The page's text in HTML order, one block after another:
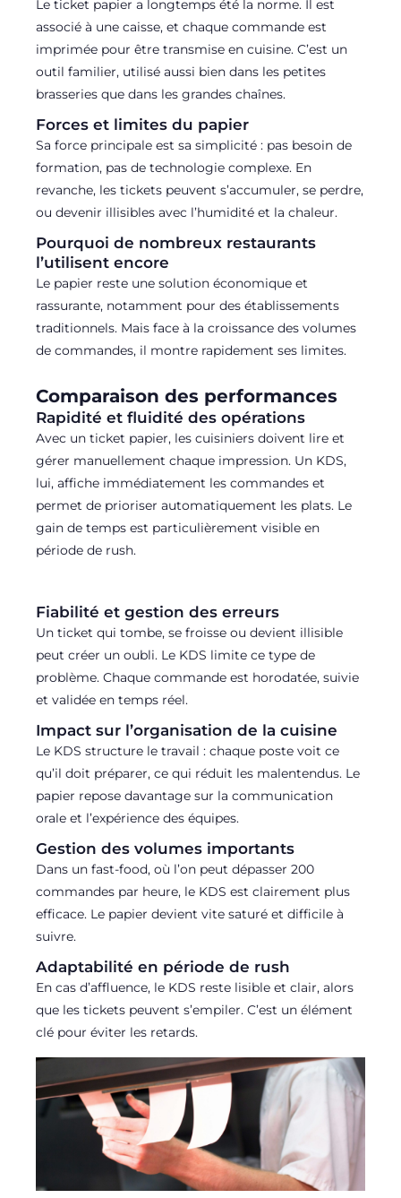
Le ticket papier a longtemps été la norme. Il est
associé à une caisse, et chaque commande est
imprimée pour être transmise en cuisine. C’est un
outil familier, utilisé aussi bien dans les petites
brasseries que dans les grandes chaînes.
Forces et limites du papier
Sa force principale est sa simplicité : pas besoin de
formation, pas de technologie complexe. En
revanche, les tickets peuvent s’accumuler, se perdre,
ou devenir illisibles avec l’humidité et la chaleur.
Pourquoi de nombreux restaurants
l’utilisent encore
Le papier reste une solution économique et
rassurante, notamment pour des établissements
traditionnels. Mais face à la croissance des volumes
de commandes, il montre rapidement ses limites.
Comparaison des performances
Rapidité et fluidité des opérations
Avec un ticket papier, les cuisiniers doivent lire et
gérer manuellement chaque impression. Un KDS,
lui, affiche immédiatement les commandes et
permet de prioriser automatiquement les plats. Le
gain de temps est particulièrement visible en
période de rush.
Fiabilité et gestion des erreurs
Un ticket qui tombe, se froisse ou devient illisible
peut créer un oubli. Le KDS limite ce type de
problème. Chaque commande est horodatée, suivie
et validée en temps réel.
Impact sur l’organisation de la cuisine
Le KDS structure le travail : chaque poste voit ce
qu’il doit préparer, ce qui réduit les malentendus. Le
papier repose davantage sur la communication
orale et l’expérience des équipes.
Gestion des volumes importants
Dans un fast-food, où l’on peut dépasser 200
commandes par heure, le KDS est clairement plus
efficace. Le papier devient vite saturé et difficile à
suivre.
Adaptabilité en période de rush
En cas d’affluence, le KDS reste lisible et clair, alors
que les tickets peuvent s’empiler. C’est un élément
clé pour éviter les retards.